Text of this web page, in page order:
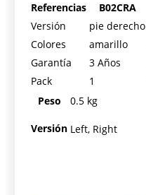
Referencias B02CRA
Versión
pie derecho
Colores
amarillo
Garantía
3 Años
Pack
1
Peso
0.5 kg
Versión Left, Right